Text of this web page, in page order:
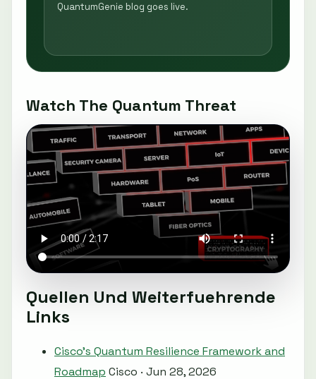
QuantumGenie blog goes live.
Watch The Quantum Threat
Quellen Und Weiterfuehrende
Links
Cisco's Quantum Resilience Framework and
Roadmap Cisco · Jun 28, 2026